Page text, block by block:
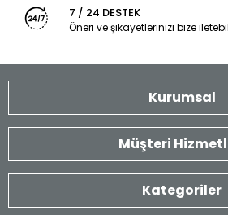
7 / 24 DESTEK
Öneri ve şikayetlerinizi bize
Kurumsal
Müşteri
Kategoriler